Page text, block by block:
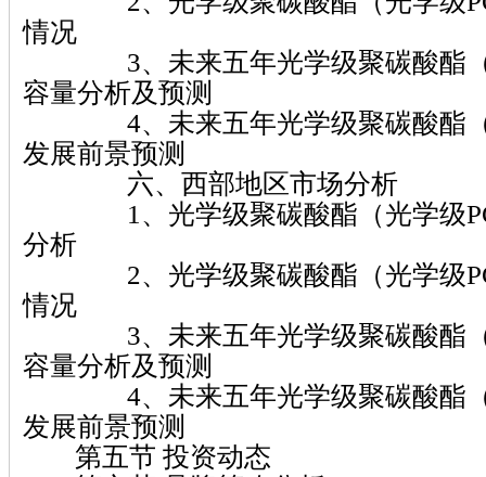
情况
3、未来五年光学级聚碳酸酯（
容量分析及预测
4、未来五年光学级聚碳酸酯（
发展前景预测
六、西部地区市场分析
1、光学级聚碳酸酯（光学级PC
分析
2、光学级聚碳酸酯（光学级PC
情况
3、未来五年光学级聚碳酸酯（
容量分析及预测
4、未来五年光学级聚碳酸酯（
发展前景预测
第五节 投资动态